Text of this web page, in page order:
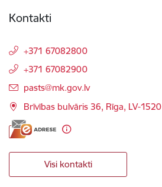
Kontakti
+371 67082800
+371 67082900
E-pasts:
pasts@mk.gov.lv
Brīvības bulvāris 36, Rīga, LV-1520
Visi kontakti